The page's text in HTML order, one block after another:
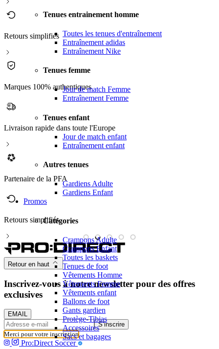
Tenues entrainement homme
Toutes les tenues d'entraînement
Entraînement adidas
Entraînement Nike
Tenues femme
Jour de match Femme
Entraînement Femme
Tenues enfant
Jour de match enfant
Entraînement enfant
Autres tenues
Gardiens Adulte
Gardiens Enfant
Promos
Catégories
Crampons Adulte
Crampons Enfant
Toutes les baskets
Tenues de foot
Vêtements Homme
Vêtements Femme
Vêtements enfant
Ballons de foot
Gants gardien
Protège-Tibias
Accessoires
Sacs et bagages
Retours simplifiés
Marques 100% authentiques
Livraison rapide dans toute l'Europe
Partenaire de la PFA
Retours simplifiés
Retour en haut
Inscrivez-vous à notre newsletter pour des offres
exclusives
EMAIL
S’inscrire
Merci pour votre inscription
Pro:Direct Soccer